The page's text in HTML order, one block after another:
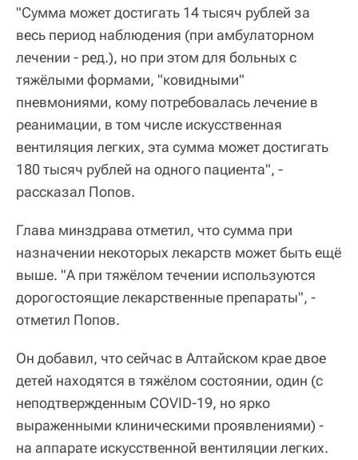
"Сумма может достигать 14 тысяч рублей за
весь период наблюдения (при амбулаторном
лечении - ред.), но при этом для больных с
тяжёлыми формами, "ковидными"
пневмониями, кому потребовалась лечение в
реанимации, в том числе искусственная
вентиляция легких, эта сумма может достигать
180 тысяч рублей на одного пациента", -
рассказал Попов.
Глава минздрава отметил, что сумма при
назначении некоторых лекарств может быть ещё
выше. "А при тяжёлом течении используются
дорогостоящие лекарственные препараты", -
отметил Попов.
Он добавил, что сейчас в Алтайском крае двое
детей находятся в тяжёлом состоянии, один (с
неподтвержденным COVID-19, но ярко
выраженными клиническими проявлениями) -
на аппарате искусственной вентиляции легких.